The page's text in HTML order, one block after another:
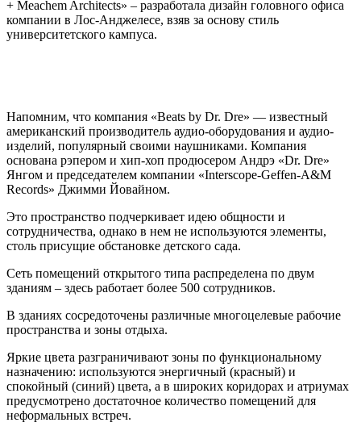
+ Meachem Architects» – разработала дизайн головного офиса
компании в Лос-Анджелесе, взяв за основу стиль
университетского кампуса.
Напомним, что компания «Beats by Dr. Dre» — известный
американский производитель аудио-оборудования и аудио-
изделий, популярный своими наушниками. Компания
основана рэпером и хип-хоп продюсером Андрэ «Dr. Dre»
Янгом и председателем компании «Interscope-Geffen-A&M
Records» Джимми Йовайном.
Это пространство подчеркивает идею общности и
сотрудничества, однако в нем не используются элементы,
столь присущие обстановке детского сада.
Сеть помещений открытого типа распределена по двум
зданиям – здесь работает более 500 сотрудников.
В зданиях сосредоточены различные многоцелевые рабочие
пространства и зоны отдыха.
Яркие цвета разграничивают зоны по функциональному
назначению: используются энергичный (красный) и
спокойный (синий) цвета, а в широких коридорах и атриумах
предусмотрено достаточное количество помещений для
неформальных встреч.